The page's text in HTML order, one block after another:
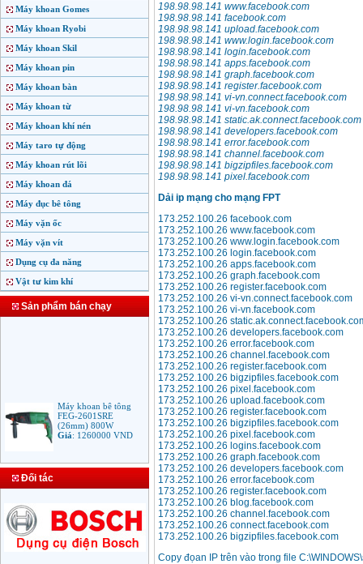
Máy khoan Gomes
Máy khoan Ryobi
Máy khoan Skil
Máy khoan pin
Máy khoan bàn
Máy khoan từ
Máy khoan khí nén
Máy taro tự động
Máy khoan rút lõi
Máy khoan đá
Máy đục bê tông
Máy vặn ốc
Máy vặn vít
Dụng cụ đa năng
Vật tư kim khí
Sản phẩm bán chạy
Máy khoan bê tông
FEG-2601SRE
(26mm) 800W
Giá:1260000VND
Bảng giá mũi khoan
Giá:330000VND
Máy Khoan Bosch
GSB 16RE (750W)
Đối tác
198.98.98.141 www.facebook.com
198.98.98.141 facebook.com
198.98.98.141 upload.facebook.com
198.98.98.141 www.login.facebook.com
198.98.98.141 login.facebook.com
198.98.98.141 apps.facebook.com
198.98.98.141 graph.facebook.com
198.98.98.141 register.facebook.com
198.98.98.141 vi-vn.connect.facebook.com
198.98.98.141 vi-vn.facebook.com
198.98.98.141 static.ak.connect.facebook.com
198.98.98.141 developers.facebook.com
198.98.98.141 error.facebook.com
198.98.98.141 channel.facebook.com
198.98.98.141 bigzipfiles.facebook.com
198.98.98.141 pixel.facebook.com
Dải ip mạng cho mạng FPT
173.252.100.26 facebook.com
173.252.100.26 www.facebook.com
173.252.100.26 www.login.facebook.com
173.252.100.26 login.facebook.com
173.252.100.26 apps.facebook.com
173.252.100.26 graph.facebook.com
173.252.100.26 register.facebook.com
173.252.100.26 vi-vn.connect.facebook.com
173.252.100.26 vi-vn.facebook.com
173.252.100.26
173.252.100.26 developers.facebook.com
173.252.100.26 error.facebook.com
173.252.100.26 channel.facebook.com
173.252.100.26 register.facebook.com
173.252.100.26 bigzipfiles.facebook.com
173.252.100.26 pixel.facebook.com
173.252.100.26 upload.facebook.com
173.252.100.26 register.facebook.com
173.252.100.26 bigzipfiles.facebook.com
173.252.100.26 pixel.facebook.com
173.252.100.26 logins.facebook.com
173.252.100.26 graph.facebook.com
173.252.100.26 developers.facebook.com
173.252.100.26 error.facebook.com
173.252.100.26 register.facebook.com
173.252.100.26 blog.facebook.com
173.252.100.26 channel.facebook.com
173.252.100.26 connect.facebook.com
173.252.100.26 bigzipfiles.facebook.com
Copy đọan IP trên vào trong file